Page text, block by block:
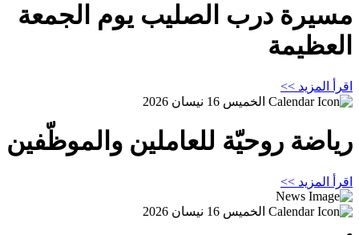
مسيرة درب الصليب يوم الجمعة
العظيمة
اقرأ المزيد >>
الخميس 16 نيسان 2026
رياضة روحيّة للعاملين والموظّفين
اقرأ المزيد >>
الخميس 16 نيسان 2026